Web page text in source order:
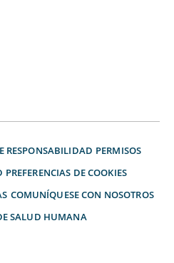
RESPONSABILIDAD PERMISOS
PREFERENCIAS DE COOKIES
COMUNÍQUESE CON NOSOTROS
SALUD HUMANA